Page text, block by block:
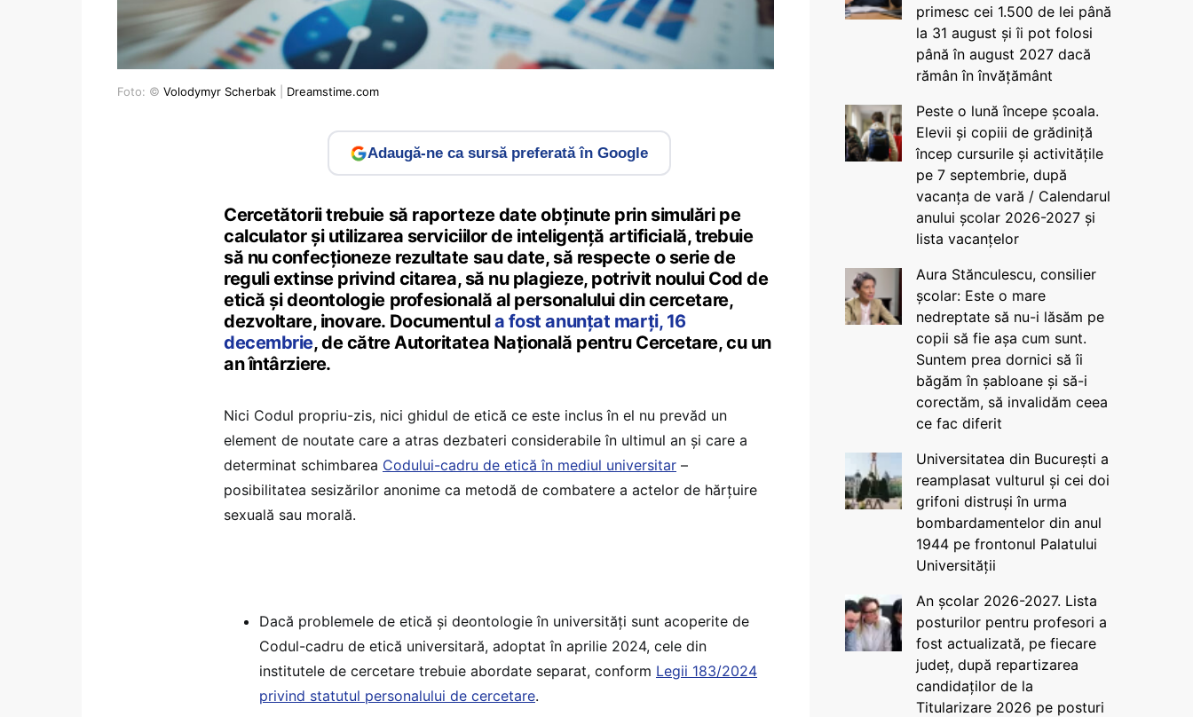
Foto: © Volodymyr Scherbak Dreamstime.com
Adaugă-ne ca sursă preferată în Google
Cercetătorii trebuie să raporteze date obținute prin simulări pe
calculator și utilizarea serviciilor de inteligență artificială, trebuie
să nu confecționeze rezultate sau date, să respecte o serie de
reguli extinse privind citarea, să nu plagieze, potrivit noului Cod de
etică și deontologie profesională al personalului din cercetare,
dezvoltare, inovare. Documentula fost anunțat marți, 16
decembrie, de către Autoritatea Națională pentru Cercetare, cu un
an întârziere.
Nici Codul propriu-zis, nici ghidul de etică ce este inclus în el nu prevăd un
element de noutate care a atras dezbateri considerabile în ultimul an și care a
determinat schimbarea Codului-cadru de etică în mediul universitar –
posibilitatea sesizărilor anonime ca metodă de combatere a actelor de hărțuire
sexuală sau morală.
Dacă problemele de etică și deontologie în universități sunt acoperite de
Codul-cadru de etică universitară, adoptat în aprilie 2024, cele din
institutele de cercetare trebuie abordate separat, conform Legii 183/2024
privind statutul personalului de cercetare.
primesc cei 1.500 de lei până
la 31 august și îi pot folosi
până în august 2027 dacă
rămân în învățământ
Peste o lună începe școala.
Elevii și copiii de grădiniță
încep cursurile și activitățile
pe 7 septembrie, după
vacanța de vară / Calendarul
anului școlar 2026-2027 și
lista vacanțelor
Aura Stănculescu, consilier
școlar: Este o mare
nedreptate să nu-i lăsăm pe
copii să fie așa cum sunt.
Suntem prea dornici să îi
băgăm în șabloane și să-i
corectăm, să invalidăm ceea
ce fac diferit
Universitatea din București a
reamplasat vulturul și cei doi
grifoni distruși în urma
bombardamentelor din anul
1944 pe frontonul Palatului
Universității
An școlar 2026-2027. Lista
posturilor pentru profesori a
fost actualizată, pe fiecare
județ, după repartizarea
candidaților de la
Titularizare 2026 pe posturi